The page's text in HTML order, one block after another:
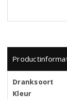
Dranksoort
Kleur